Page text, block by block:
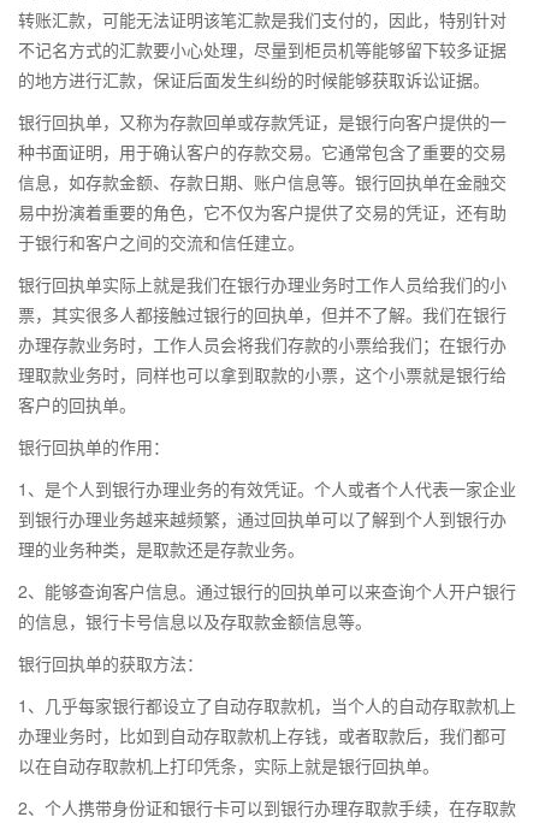
转账汇款，可能无法证明该笔汇款是我们支付的，因此，特别针对
不记名方式的汇款要小心处理，尽量到柜员机等能够留下较多证据
的地方进行汇款，保证后面发生纠纷的时候能够获取诉讼证据。
银行回执单，又称为存款回单或存款凭证，是银行向客户提供的一
种书面证明，用于确认客户的存款交易。它通常包含了重要的交易
信息，如存款金额、存款日期、账户信息等。银行回执单在金融交
易中扮演着重要的角色，它不仅为客户提供了交易的凭证，还有助
于银行和客户之间的交流和信任建立。
银行回执单实际上就是我们在银行办理业务时工作人员给我们的小
票，其实很多人都接触过银行的回执单，但并不了解。我们在银行
办理存款业务时，工作人员会将我们存款的小票给我们；在银行办
理取款业务时，同样也可以拿到取款的小票，这个小票就是银行给
客户的回执单。
银行回执单的作用：
1、是个人到银行办理业务的有效凭证。个人或者个人代表一家企业
到银行办理业务越来越频繁，通过回执单可以了解到个人到银行办
理的业务种类，是取款还是存款业务。
2、能够查询客户信息。通过银行的回执单可以来查询个人开户银行
的信息，银行卡号信息以及存取款金额信息等。
银行回执单的获取方法：
1、几乎每家银行都设立了自动存取款机，当个人的自动存取款机上
办理业务时，比如到自动存取款机上存钱，或者取款后，我们都可
以在自动存取款机上打印凭条，实际上就是银行回执单。
2、个人携带身份证和银行卡可以到银行办理存取款手续，在存取款